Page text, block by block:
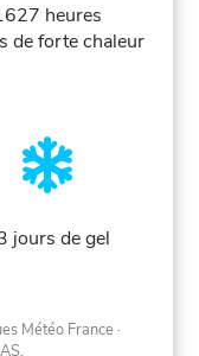
heures
de forte chaleur
jours de gel
Météo France ·